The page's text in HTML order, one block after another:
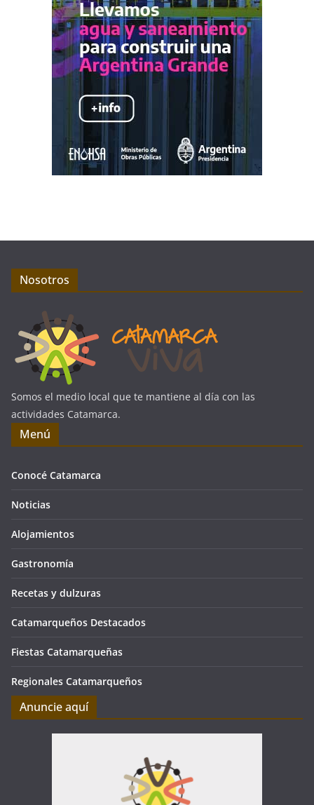
Nosotros
Somos el medio local que te mantiene al día con las
actividades Catamarca.
Menú
Conocé Catamarca
Noticias
Alojamientos
Gastronomía
Recetas y dulzuras
Catamarqueños Destacados
Fiestas Catamarqueñas
Regionales Catamarqueños
Anuncie aquí